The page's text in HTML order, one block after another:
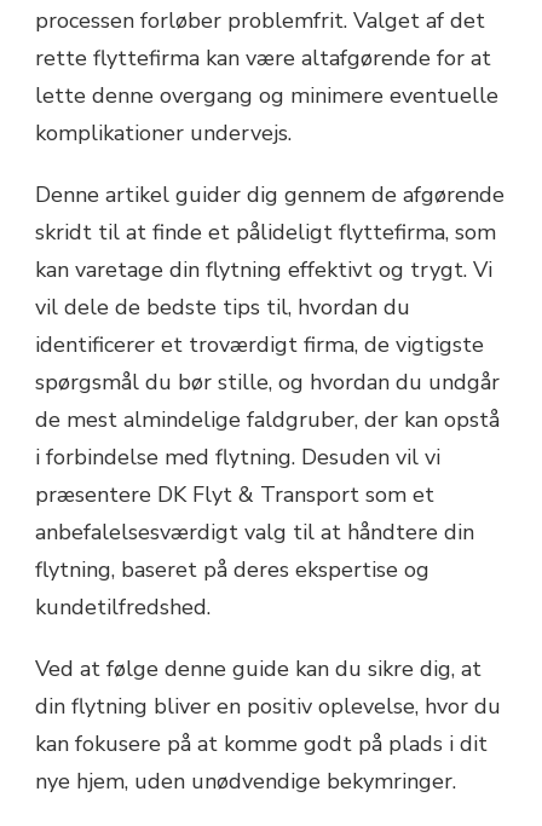
processen forløber problemfrit. Valget af det
rette flyttefirma kan være altafgørende for at
lette denne overgang og minimere eventuelle
komplikationer undervejs.
Denne artikel guider dig gennem de afgørende
skridt til at finde et pålideligt flyttefirma, som
kan varetage din flytning effektivt og trygt. Vi
vil dele de bedste tips til, hvordan du
identificerer et troværdigt firma, de vigtigste
spørgsmål du bør stille, og hvordan du undgår
de mest almindelige faldgruber, der kan opstå
i forbindelse med flytning. Desuden vil vi
præsentere DK Flyt & Transport som et
anbefalelsesværdigt valg til at håndtere din
flytning, baseret på deres ekspertise og
kundetilfredshed.
Ved at følge denne guide kan du sikre dig, at
din flytning bliver en positiv oplevelse, hvor du
kan fokusere på at komme godt på plads i dit
nye hjem, uden unødvendige bekymringer.